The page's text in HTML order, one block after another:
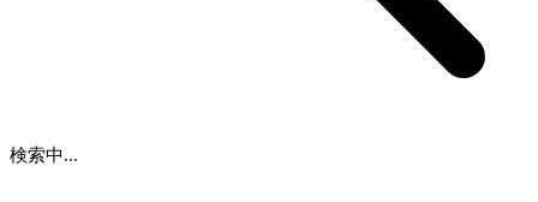
検索中...